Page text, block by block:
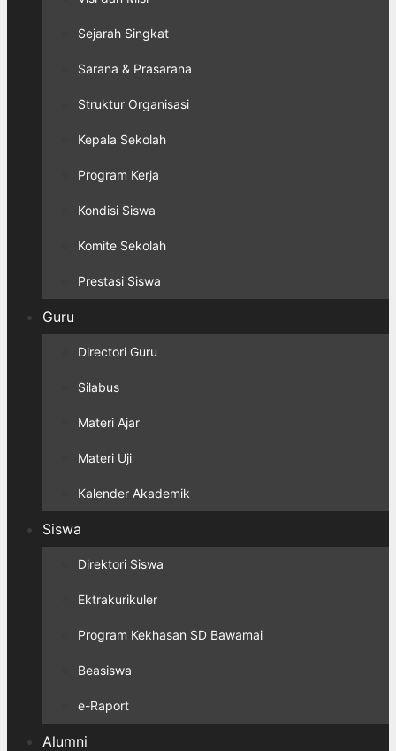
Sejarah Singkat
Sarana & Prasarana
Struktur Organisasi
Kepala Sekolah
Program Kerja
Kondisi Siswa
Komite Sekolah
Prestasi Siswa
Guru
Directori Guru
Silabus
Materi Ajar
Materi Uji
Kalender Akademik
Siswa
Direktori Siswa
Ektrakurikuler
Program Kekhasan SD Bawamai
Beasiswa
e-Raport
Alumni